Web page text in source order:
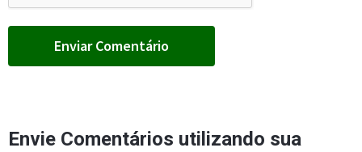
Envie Comentários utilizando sua